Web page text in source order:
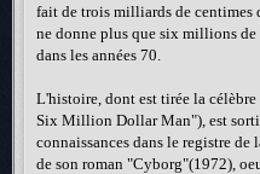
fait de trois milliards de centimes
ne donne plus que six millions de
dans les années 70.
L'histoire, dont est tirée la
Six Million Dollar Man"), est
connaissances dans le registre
de son roman "Cyborg"(1972),